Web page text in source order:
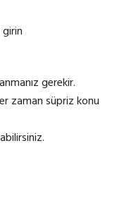
gerekir.
zaman süpriz konu